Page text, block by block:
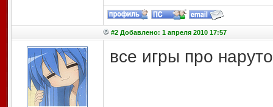
#2 Добавлено: 1 апреля 2010 17:57
все игры про наруто